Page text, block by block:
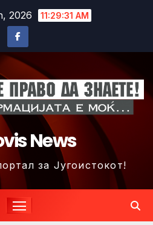
2026 11:29:34 AM
News
за Југоистокот!